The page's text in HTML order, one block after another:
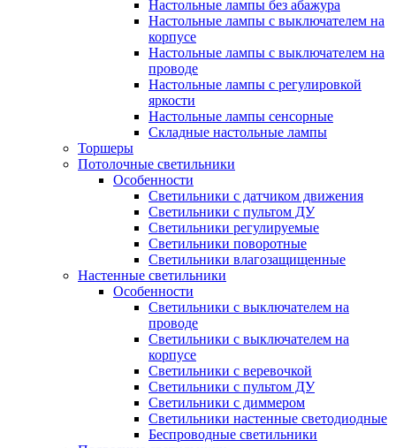
Настольные лампы без абажура
Настольные лампы с выключателем на
корпусе
Настольные лампы с выключателем на
проводе
Настольные лампы с регулировкой
яркости
Настольные лампы сенсорные
Складные настольные лампы
Торшеры
Потолочные светильники
Особенности
Светильники с датчиком движения
Светильники с пультом ДУ
Светильники регулируемые
Светильники поворотные
Светильники влагозащищенные
Настенные светильники
Особенности
Светильники с выключателем на
проводе
Светильники с выключателем на
корпусе
Светильники с веревочкой
Светильники с пультом ДУ
Светильники с диммером
Светильники настенные светодиодные
Беспроводные светильники